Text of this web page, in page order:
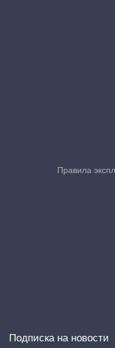
Правила
Подписка на новости